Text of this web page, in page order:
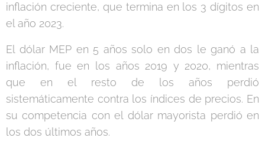
inflación creciente, que termina en los 3 dígitos en
el año 2023.
El dólar MEP en 5 años solo en dos le ganó a la
inflación, fue en los años 2019 y 2020, mientras
que en el resto de los años perdió
sistemáticamente contra los índices de precios. En
su competencia con el dólar mayorista perdió en
los dos últimos años.